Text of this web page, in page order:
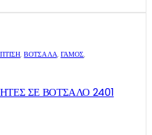
,ΒΌΤΣΑΛΑ, ΓΑΜΟΣ,
ΣΕ ΒΟΤΣΑΛΟ 2401